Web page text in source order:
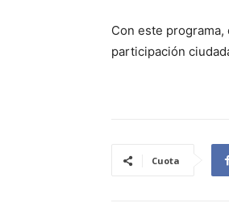
Con este
participación
Cuota